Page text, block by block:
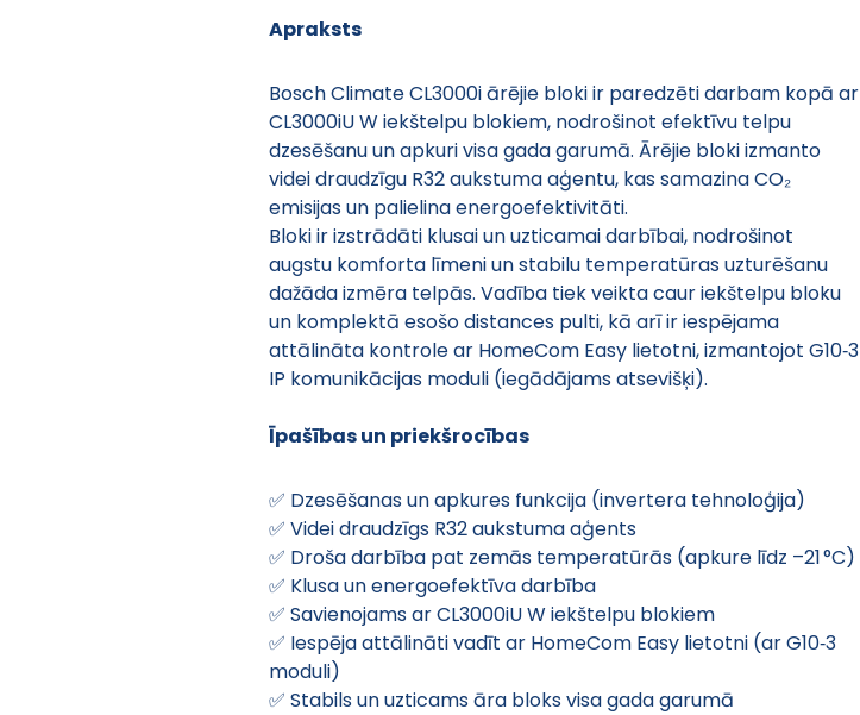
Apraksts
Bosch Climate CL3000i ārējie bloki ir paredzēti darbam kopā ar
CL3000iU W iekštelpu blokiem, nodrošinot efektīvu telpu
dzesēšanu un apkuri visa gada garumā. Ārējie bloki izmanto
videi draudzīgu R32 aukstuma aģentu, kas samazina CO₂
emisijas un palielina energoefektivitāti.
Bloki ir izstrādāti klusai un uzticamai darbībai, nodrošinot
augstu komforta līmeni un stabilu temperatūras uzturēšanu
dažāda izmēra telpās. Vadība tiek veikta caur iekštelpu bloku
un komplektā esošo distances pulti, kā arī ir iespējama
attālināta kontrole ar HomeCom Easy lietotni, izmantojot G10‑3
IP komunikācijas moduli (iegādājams atsevišķi).
Īpašības un priekšrocības
✅ Dzesēšanas un apkures funkcija (invertera tehnoloģija)
✅ Videi draudzīgs R32 aukstuma aģents
✅ Droša darbība pat zemās temperatūrās (apkure līdz –21 °C)
✅ Klusa un energoefektīva darbība
✅ Savienojams ar CL3000iU W iekštelpu blokiem
✅ Iespēja attālināti vadīt ar HomeCom Easy lietotni (ar G10‑3
moduli)
✅ Stabils un uzticams āra bloks visa gada garumā